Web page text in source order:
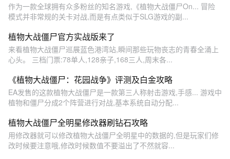
作为一款全球拥有众多粉丝的知名游戏,《植物大战僵尸On... 冒险
模式并非常规的关卡对战,而是有点类似于SLG游戏的副...
植物大战僵尸官方实战版来了
来看植物大战僵尸巡展蓝色港湾站,瞬间那些玩物丧志的青春全涌上
心头。 三档门票:78单人,128亲子,168三人,周末各...
《植物大战僵尸：花园战争》评测及白金攻略
EA发售的这款植物大战僵尸是一款第三人称射击游戏,手感... 游戏中
植物和僵尸分成2个阵营进行对战,基本系统自动分配...
植物大战僵尸全明星修改器刷钻石攻略
用修改器就可以修改植物大战僵尸全明星中的数据的,但是玩家们修
改时候要注意哦,修改时候数值不要溢出了不然就容...